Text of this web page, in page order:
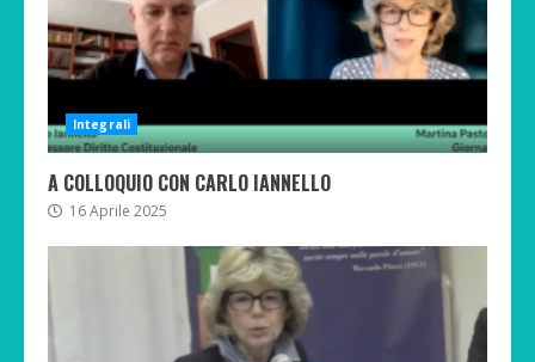
Integrali
A COLLOQUIO CON CARLO IANNELLO
16 Aprile 2025